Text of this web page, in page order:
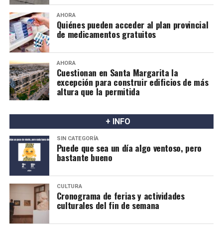
AHORA
Quiénes pueden acceder al plan provincial
de medicamentos gratuitos
AHORA
Cuestionan en Santa Margarita la
excepción para construir edificios de más
altura que la permitida
+ INFO
SIN CATEGORÍA
Puede que sea un día algo ventoso, pero
bastante bueno
CULTURA
Cronograma de ferias y actividades
culturales del fin de semana